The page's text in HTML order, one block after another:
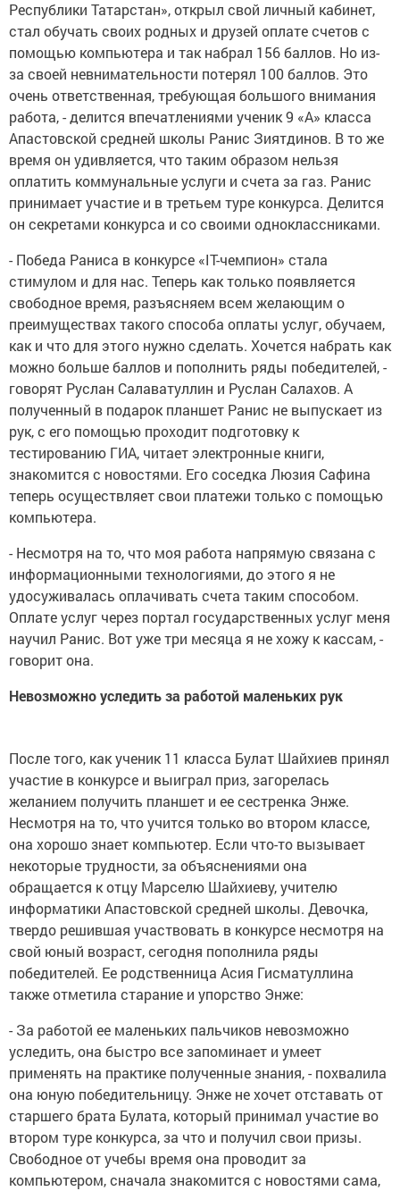
Республики Татарстан», открыл свой личный кабинет,
стал обучать своих родных и друзей оплате счетов с
помощью компьютера и так набрал 156 баллов. Но из-
за своей невнимательности потерял 100 баллов. Это
очень ответственная, требующая большого внимания
работа, - делится впечатлениями ученик 9 «А» класса
Апастовской средней школы Ранис Зиятдинов. В то же
время он удивляется, что таким образом нельзя
оплатить коммунальные услуги и счета за газ. Ранис
принимает участие и в третьем туре конкурса. Делится
он секретами конкурса и со своими одноклассниками.
- Победа Раниса в конкурсе «IT-чемпион» стала
стимулом и для нас. Теперь как только появляется
свободное время, разъясняем всем желающим о
преимуществах такого способа оплаты услуг, обучаем,
как и что для этого нужно сделать. Хочется набрать как
можно больше баллов и пополнить ряды победителей, -
говорят Руслан Салаватуллин и Руслан Салахов. А
полученный в подарок планшет Ранис не выпускает из
рук, с его помощью проходит подготовку к
тестированию ГИА, читает электронные книги,
знакомится с новостями. Его соседка Люзия Сафина
теперь осуществляет свои платежи только с помощью
компьютера.
- Несмотря на то, что моя работа напрямую связана с
информационными технологиями, до этого я не
удосуживалась оплачивать счета таким способом.
Оплате услуг через портал государственных услуг меня
научил Ранис. Вот уже три месяца я не хожу к кассам, -
говорит она.
Невозможно уследить за работой маленьких рук
После того, как ученик 11 класса Булат Шайхиев принял
участие в конкурсе и выиграл приз, загорелась
желанием получить планшет и ее сестренка Энже.
Несмотря на то, что учится только во втором классе,
она хорошо знает компьютер. Если что-то вызывает
некоторые трудности, за объяснениями она
обращается к отцу Марселю Шайхиеву, учителю
информатики Апастовской средней школы. Девочка,
твердо решившая участвовать в конкурсе несмотря на
свой юный возраст, сегодня пополнила ряды
победителей. Ее родственница Асия Гисматуллина
также отметила старание и упорство Энже:
- За работой ее маленьких пальчиков невозможно
уследить, она быстро все запоминает и умеет
применять на практике полученные знания, - похвалила
она юную победительницу. Энже не хочет отставать от
старшего брата Булата, который принимал участие во
втором туре конкурса, за что и получил свои призы.
Свободное от учебы время она проводит за
компьютером, сначала знакомится с новостями сама,